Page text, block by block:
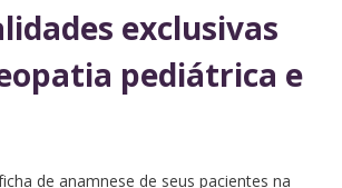
exclusivas
pediátrica e
de anamnese de seus pacientes na